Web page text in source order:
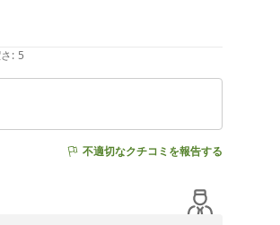
ます。「お昼ごはんがいらない
しました。
しいただけるホテルを目指してま
: 5
不適切なクチコミを報告する